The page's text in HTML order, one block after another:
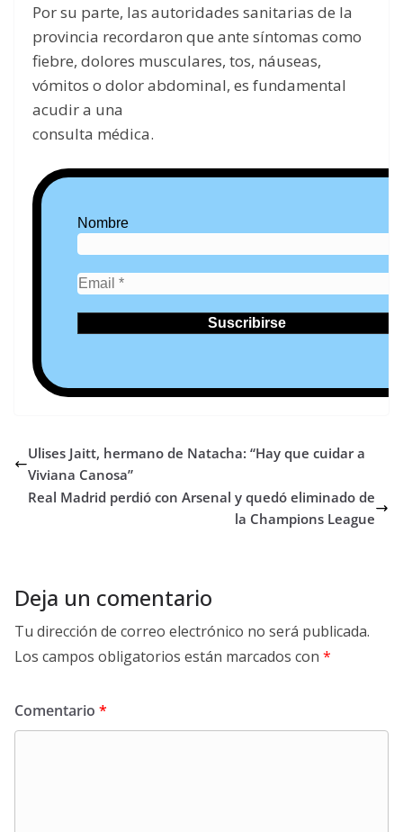
Por su parte, las autoridades sanitarias de la
provincia recordaron que ante síntomas como
fiebre, dolores musculares, tos, náuseas,
vómitos o dolor abdominal, es fundamental
acudir a una
consulta médica.
Nombre
Ulises Jaitt, hermano de Natacha: “Hay que cuidar a
Viviana Canosa”
Real Madrid perdió con Arsenal y quedó eliminado de
la Champions League
Deja un comentario
Tu dirección de correo electrónico no será publicada.
Los campos obligatorios están marcados con *
Comentario *